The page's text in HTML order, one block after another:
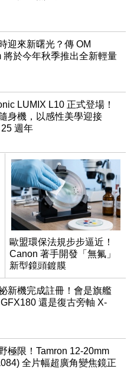
迎來新曙光？傳 OM
將於今年秋季推出全新輕量
LUMIX L10 正式登場！
身機，以感性美學迎接
週年
歐盟環保法規步步逼近！
Canon 著手開發「無氟」
新型鏡頭鍍膜
新機完成註冊！會是旗艦
還是復古旁軸 X-
極限！Tamron 12-20mm
全片幅超廣角變焦鏡正